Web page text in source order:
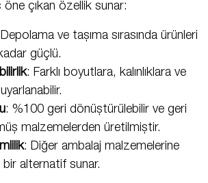
çıkan özellik sunar:
ve taşıma sırasında ürünleri
güçlü.
: Farklı boyutlara, kalınlıklara ve
: %100 geri dönüştürülebilir ve geri
malzemelerden üretilmiştir.
: Diğer ambalaj malzemelerine
bir alternatif sunar.